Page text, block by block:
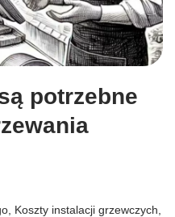
potrzebne
Koszty instalacji grzewczych